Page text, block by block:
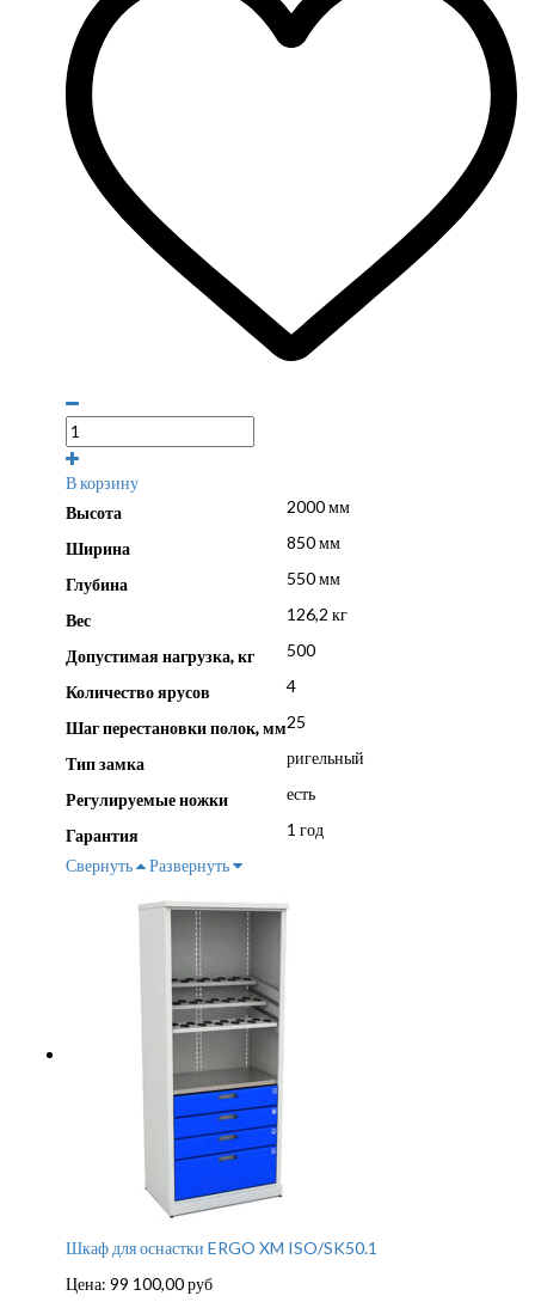
В корзину
Высота
2000 мм
Ширина 850 мм
Глубина 550 мм
Вес 126,2 кг
Допустимая нагрузка, кг 500
Количество ярусов 4
Шаг перестановки полок, мм25
Тип замка ригельный
Регулируемые ножки есть
Гарантия
1 год
Свернуть
Развернуть
Шкаф для оснастки ERGO XM ISO/SK50.1
Цена: 99 100,00руб